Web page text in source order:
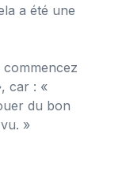
a été une
commencez
car : «
du bon
»